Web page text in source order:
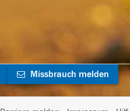
Missbrauch melden